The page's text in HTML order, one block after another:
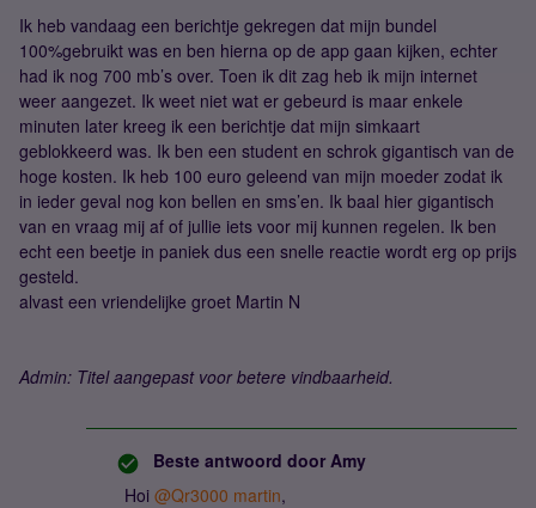
Ik heb vandaag een berichtje gekregen dat mijn bundel
100%gebruikt was en ben hierna op de app gaan kijken, echter
had ik nog 700 mb’s over. Toen ik dit zag heb ik mijn internet
weer aangezet. Ik weet niet wat er gebeurd is maar enkele
minuten later kreeg ik een berichtje dat mijn simkaart
geblokkeerd was. Ik ben een student en schrok gigantisch van de
hoge kosten. Ik heb 100 euro geleend van mijn moeder zodat ik
in ieder geval nog kon bellen en sms’en. Ik baal hier gigantisch
van en vraag mij af of jullie iets voor mij kunnen regelen. Ik ben
echt een beetje in paniek dus een snelle reactie wordt erg op prijs
gesteld.
alvast een vriendelijke groet Martin N
Admin: Titel aangepast voor betere vindbaarheid.
Beste antwoord door Amy
Hoi @Qr3000 martin,